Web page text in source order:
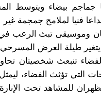
جماجم بيضاء ويتوسط
فنيا لملامح جمجمة
وموسيقى تبث الرعب
يتغير طيلة العرض
تنبعث شخصيتان
التي تؤثث الفضاء،
للمشاهد تحت